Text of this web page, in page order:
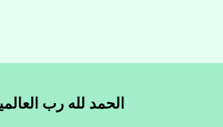
الحمد لله رب